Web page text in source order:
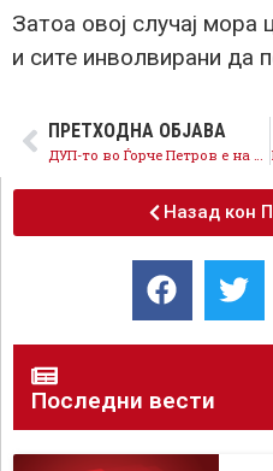
Затоа овој случај
и сите инволвирани да
ПРЕТХОДНА ОБЈАВА
Назад кон
Последни вести